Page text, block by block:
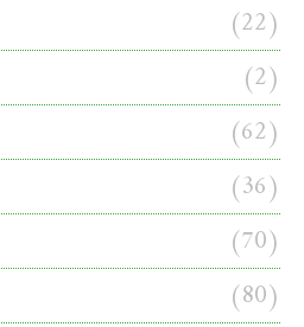
(22)
(2)
(62)
(36)
(70)
(80)